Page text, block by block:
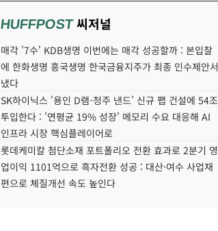
HUFFPOST씨저널
매각 '7수' KDB생명 이번에는 매각 성공할까 : 본입찰
에 한화생명 흥국생명 한국금융지주가 최종 인수제안서
냈다
SK하이닉스 '용인 D램-청주 낸드' 신규 팹 건설에 54조
투입한다 : '연평균 19% 성장' 메모리 수요 대응해 AI
인프라 시장 핵심플레이어로
롯데케미칼 첨단소재 포트폴리오 전환 효과로 2분기 영
업이익 1101억으로 흑자전환 성공 : 대산·여수 사업재
편으로 체질개선 속도 높인다